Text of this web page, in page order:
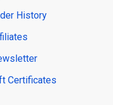
History
Certificates